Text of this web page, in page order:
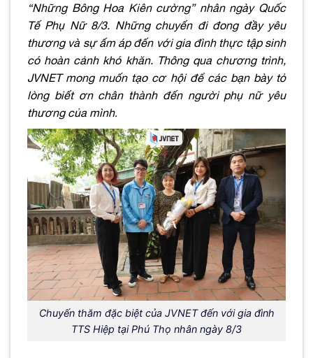
“Những Bông Hoa Kiên cường” nhân ngày Quốc
Tế Phụ Nữ 8/3. Những chuyến đi đong đầy yêu
thương và sự ấm áp đến với gia đình thực tập sinh
có hoàn cảnh khó khăn. Thông qua chương trình,
JVNET mong muốn tạo cơ hội để các bạn bày tỏ
lòng biết ơn chân thành đến người phụ nữ yêu
thương của mình.
Chuyến thăm đặc biệt của JVNET đến với gia đình
TTS Hiệp tại Phú Thọ nhân ngày 8/3